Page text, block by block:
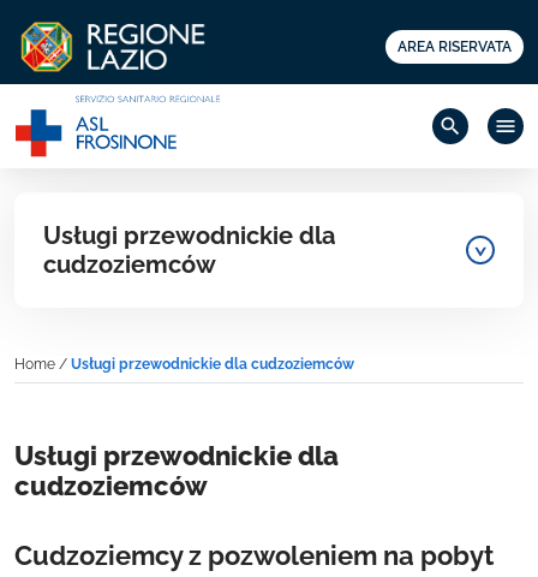
AREA RISERVATA
search menu
Usługi przewodnickie dla
cudzoziemców
Home / Usługi przewodnickie dla cudzoziemców
Usługi przewodnickie dla
cudzoziemców
Cudzoziemcy z pozwoleniem na pobyt